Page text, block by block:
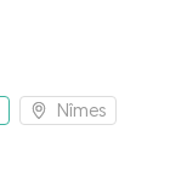
Nîmes